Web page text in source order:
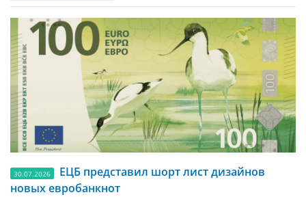
30.07.2026
ЕЦБ представил шорт лист дизайнов
новых евробанкнот